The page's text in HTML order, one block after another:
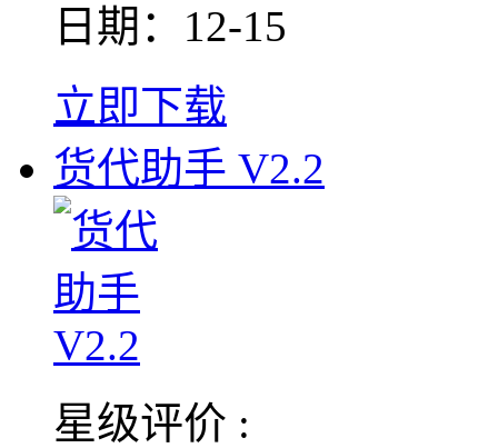
日期：12-15
立即下载
货代助手 V2.2
星级评价 :